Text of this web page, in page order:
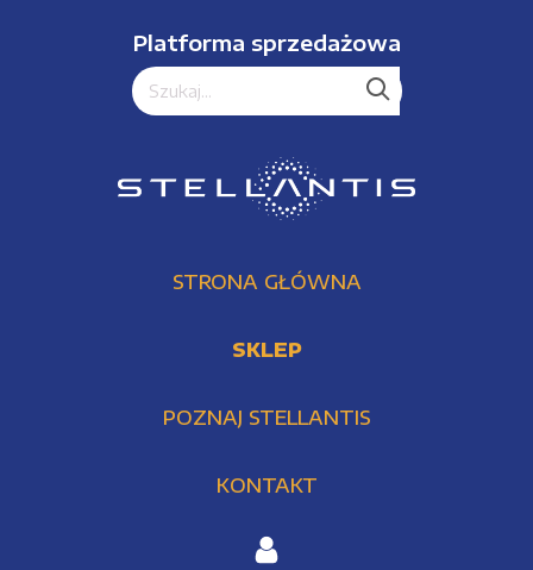
Platforma sprzedażowa
STRONA GŁÓWNA
SKLEP
POZNAJ STELLANTIS
KONTAKT